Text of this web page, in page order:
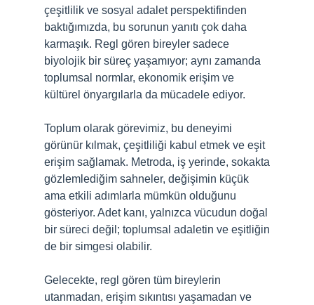
çeşitlilik ve sosyal adalet perspektifinden
baktığımızda, bu sorunun yanıtı çok daha
karmaşık. Regl gören bireyler sadece
biyolojik bir süreç yaşamıyor; aynı zamanda
toplumsal normlar, ekonomik erişim ve
kültürel önyargılarla da mücadele ediyor.
Toplum olarak görevimiz, bu deneyimi
görünür kılmak, çeşitliliği kabul etmek ve eşit
erişim sağlamak. Metroda, iş yerinde, sokakta
gözlemlediğim sahneler, değişimin küçük
ama etkili adımlarla mümkün olduğunu
gösteriyor. Adet kanı, yalnızca vücudun doğal
bir süreci değil; toplumsal adaletin ve eşitliğin
de bir simgesi olabilir.
Gelecekte, regl gören tüm bireylerin
utanmadan, erişim sıkıntısı yaşamadan ve